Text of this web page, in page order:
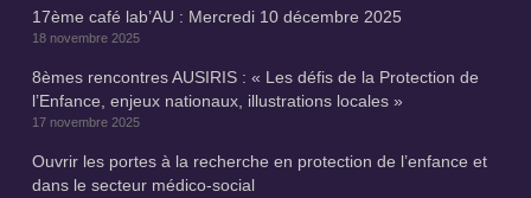
17ème café lab’AU : Mercredi 10 décembre 2025
18 novembre 2025
8èmes rencontres AUSIRIS : « Les défis de la Protection de
l’Enfance, enjeux nationaux, illustrations locales »
17 novembre 2025
Ouvrir les portes à la recherche en protection de l’enfance et
dans le secteur médico-social